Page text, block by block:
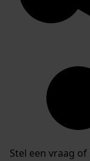
Stel een vraag